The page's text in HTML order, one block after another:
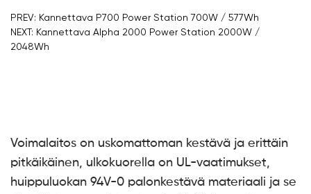
PREV: Kannettava P700 Power Station 700W / 577Wh
NEXT: Kannettava Alpha 2000 Power Station 2000W /
2048Wh
Voimalaitos on uskomattoman kestävä ja erittäin
pitkäikäinen, ulkokuorella on UL-vaatimukset,
huippuluokan 94V-0 palonkestävä materiaali ja se